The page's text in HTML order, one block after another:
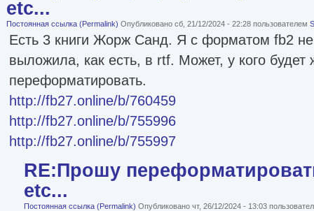
etc...
Постоянная ссылка (Permalink) Опубликовано сб, 21/12/2024 - 22:28 пользователем
Есть 3 книги Жорж Санд. Я с форматом fb2
выложила, как есть, в rtf. Может, у кого будет
переформатировать.
http://fb27.online/b/760459
http://fb27.online/b/755996
http://fb27.online/b/755997
RE:Прошу
etc...
Постоянная ссылка (Permalink) Опубликовано чт, 26/12/2024 - 13:03